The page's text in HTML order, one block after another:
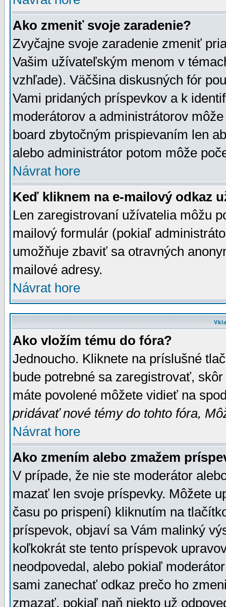
Ako zmeniť svoje zaradenie?
Zvyčajne svoje zaradenie zmeniť
Vašim užívateľským menom v
vzhľade). Väčšina diskusných fór
Vami pridaných príspevkov a k
moderátorov a administrátorov
board zbytočným prispievaním len
alebo administrátor potom môže
Návrat hore
Keď kliknem na e-mailový odkaz
Len zaregistrovaní užívatelia môžu
mailový formulár (pokiaľ
umožňuje zbaviť sa otravných
mailové adresy.
Návrat hore
Ako vložím tému do fóra?
Jednoucho. Kliknete na príslušné
bude potrebné sa zaregistrovať,
máte povolené môžete vidieť na
pridávať nové témy do tohto fóra,
Návrat hore
Ako zmením alebo zmažem
V prípade, že nie ste moderátor
mazať len svoje príspevky. Môžete
času po prispení) kliknutím na
príspevok, objaví sa Vám malinký
koľkokrát ste tento príspevok
neodpovedal, alebo pokiaľ
sami zanechať odkaz prečo ho
zmazať, pokiaľ naň niekto už